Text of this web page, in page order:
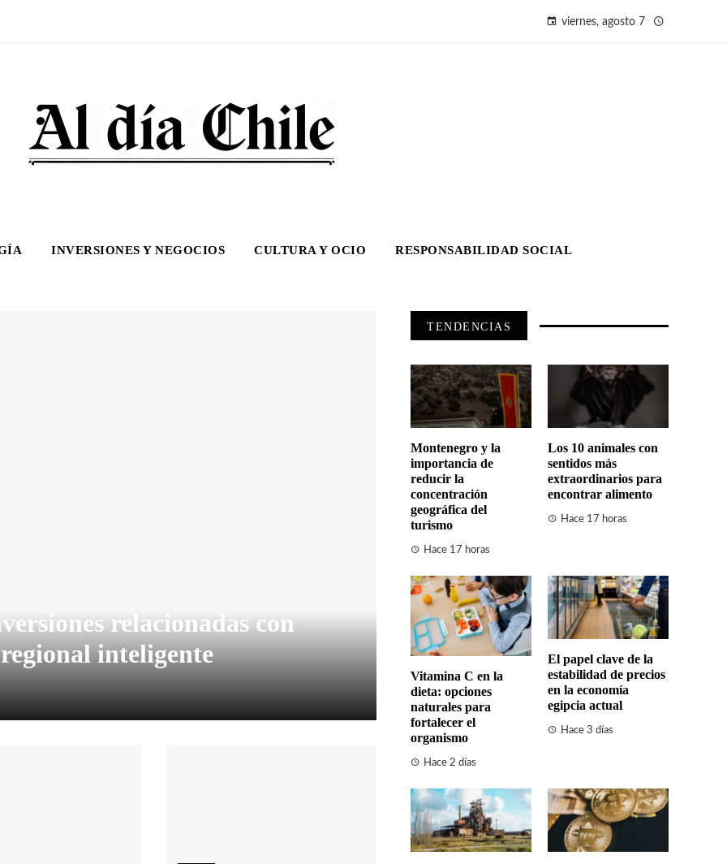
viernes, agosto 7
INVERSIONES Y NEGOCIOS CULTURA Y OCIO RESPONSABILIDAD SOCIAL
relacionadas con
inteligente
TENDENCIAS
Montenegro y la
importancia de
reducir la
concentración
geográfica del
turismo
Hace 17 horas
Los 10 animales con
sentidos más
extraordinarios para
encontrar alimento
Hace 17 horas
Vitamina C en la
dieta: opciones
naturales para
fortalecer el
organismo
Hace 2 días
El papel clave de la
estabilidad de precios
en la economía
egipcia actual
Hace 3 días